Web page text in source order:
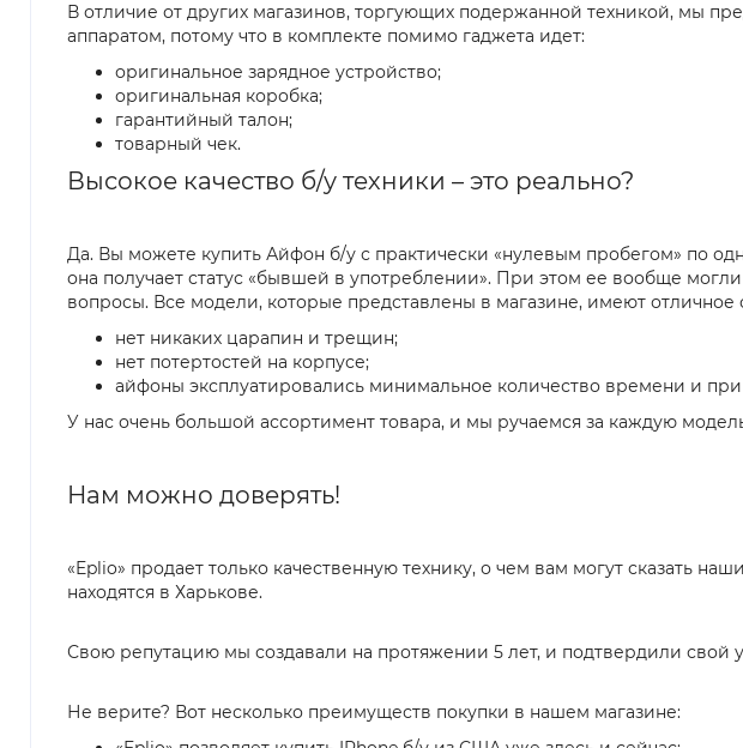
В отличие от других магазинов, торгующих подержанной техникой, мы
аппаратом, потому что в комплекте помимо гаджета идет:
оригинальное зарядное устройство;
оригинальная коробка;
гарантийный талон;
товарный чек.
Высокое качество б/у техники – это реально?
Да. Вы можете купить Айфон б/у с практически «нулевым пробегом» по
она получает статус «бывшей в употреблении». При этом ее вообще
вопросы. Все модели, которые представлены в магазине, имеют отличное
нет никаких царапин и трещин;
нет потертостей на корпусе;
айфоны эксплуатировались минимальное количество времени и при
У нас очень большой ассортимент товара, и мы ручаемся за каждую
Нам можно доверять!
«Eplio» продает только качественную технику, о чем вам могут сказать
находятся в Харькове.
Свою репутацию мы создавали на протяжении 5 лет, и подтвердили свой
Не верите? Вот несколько преимуществ покупки в нашем магазине: